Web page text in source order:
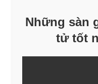
Những sàn
tử tốt